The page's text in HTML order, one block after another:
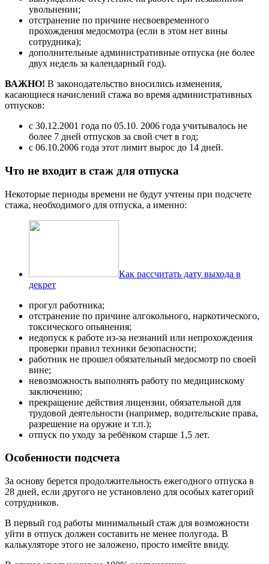
увольнении;
отстранение по причине несвоевременного
прохождения медосмотра (если в этом нет вины
сотрудника);
дополнительные административные отпуска (не более
двух недель за календарный год).
ВАЖНО! В законодательство вносились изменения,
касающиеся начислений стажа во время административных
отпусков:
с 30.12.2001 года по 05.10. 2006 года учитывалось не
более 7 дней отпусков за свой счет в год;
с 06.10.2006 года этот лимит вырос до 14 дней.
Что не входит в стаж для отпуска
Некоторые периоды времени не будут учтены при подсчете
стажа, необходимого для отпуска, а именно:
Как рассчитать дату выхода в
декрет
прогул работника;
отстранение по причине алгокольного, наркотического,
токсического опьянения;
недопуск к работе из-за незнаний или непрохождения
проверки правил техники безопасности;
работник не прошел обязательный медосмотр по своей
вине;
невозможность выполнять работу по медицинскому
заключению;
прекращение действия лицензии, обязательной для
трудовой деятельности (например, водительские права,
разрешение на оружие и т.п.);
отпуск по уходу за ребёнком старше 1,5 лет.
Особенности подсчета
За основу берется продолжительность ежегодного отпуска в
28 дней, если другого не установлено для особых категорий
сотрудников.
В первый год работы минимальный стаж для возможности
уйти в отпуск должен составить не менее полугода. В
калькуляторе этого не заложено, просто имейте ввиду.